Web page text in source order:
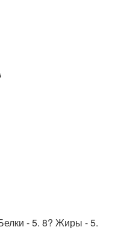
- 5. 8? Жиры - 5.